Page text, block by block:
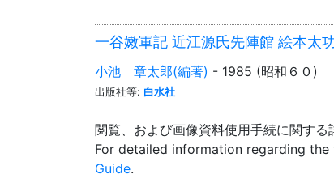
一谷嫩軍記 近江源氏先陣館 絵本太
小池 章太郎(編著) - 1985 (昭和６０)
出版社等: 白水社
閲覧、および画像資料使用手続に関する
For detailed information regarding
Guide.